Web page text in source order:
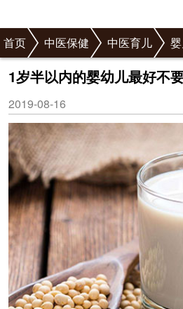
首页 中医保健 中医育儿
1岁半以内的婴幼儿最好不
2019-08-16